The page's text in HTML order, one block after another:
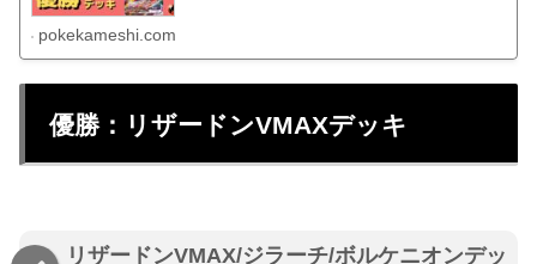
pokekameshi.com
優勝：リザードンVMAXデッキ
リザードンVMAX/ジラーチ/ボルケニオンデッ